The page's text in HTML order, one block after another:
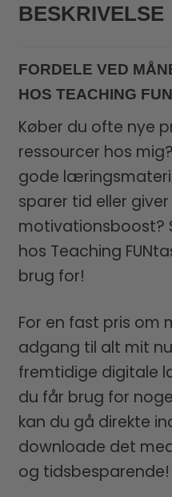
BESKRIVELSE
FORDELE VED
HOS TEACHING
Køber du ofte nye
ressourcer hos
gode
sparer tid eller
motivationsboost?
hos Teaching
brug for!
For en fast pris om
adgang til alt mit
fremtidige digitale
du får brug for
kan du gå direkte
downloade det
og tidsbesparende!